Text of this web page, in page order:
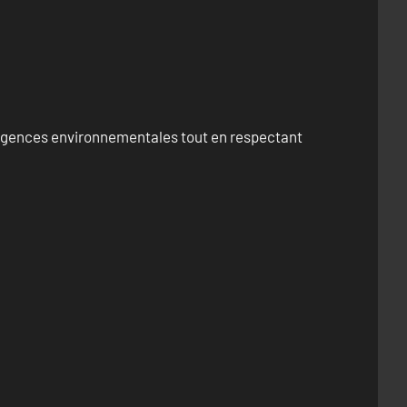
environnementales tout en respectant